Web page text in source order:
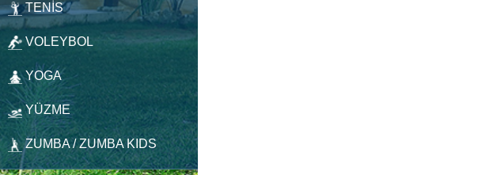
TENİS
VOLEYBOL
YOGA
YÜZME
ZUMBA / ZUMBA KIDS